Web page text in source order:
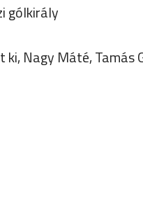
gólkirály
Nagy Máté, Tamás